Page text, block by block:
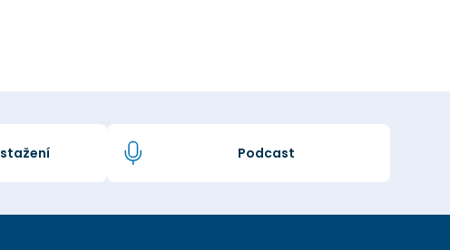
Podcast